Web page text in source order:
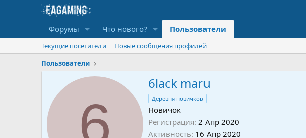
Форумы Что нового? Пользователи
Текущие посетители
Новые сообщения профилей
Пользователи
6
6lack maru
Деревня новичков
Новичок
Регистрация 2 Апр 2020
Активность 16 Апр 2020